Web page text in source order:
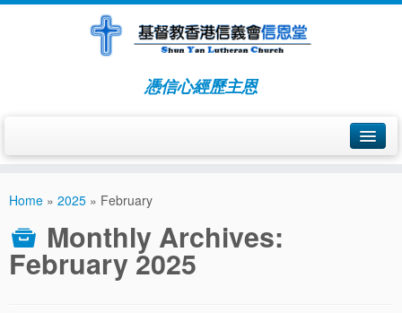
憑信心經歷主恩
由九龍仔至太子道
由太子道至長沙灣道
Home » 2025 » February
Monthly Archives:
February 2025